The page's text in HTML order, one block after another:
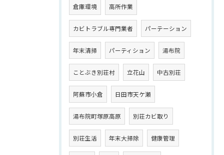
倉庫環境 高所作業
カビトラブル専門業者 パーテーション
年末清掃 パーティション 湯布院
ことぶき別荘村 立花山 中古別荘
阿蘇市小倉 日田市天ケ瀬
湯布院町塚原高原 別荘カビ取り
別荘生活 年末大掃除 健康管理